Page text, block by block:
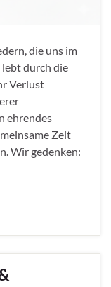
die uns im
lebt durch die
Verlust
ehrendes
Zeit
Wir gedenken: